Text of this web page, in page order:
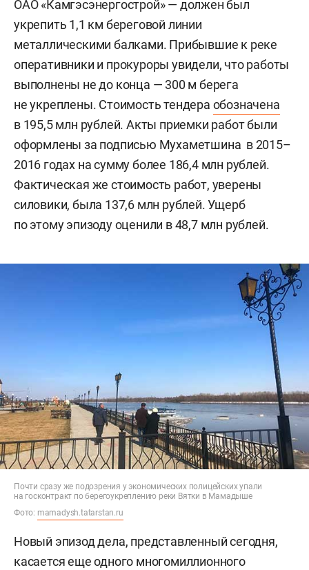
ОАО «Камгэсэнергострой» — должен был
укрепить 1,1 км береговой линии
металлическими балками. Прибывшие к реке
оперативники и прокуроры увидели, что работы
выполнены не до конца — 300 м берега
не укреплены. Стоимость тендера обозначена
в 195,5 млн рублей. Акты приемки работ были
оформлены за подписью Мухаметшина в 2015–
2016 годах на сумму более 186,4 млн рублей.
Фактическая же стоимость работ, уверены
силовики, была 137,6 млн рублей. Ущерб
по этому эпизоду оценили в 48,7 млн рублей.
Почти сразу же подозрения у экономических полицейских упали
на госконтракт по берегоукреплению реки Вятки в Мамадыше
Фото: mamadysh.tatarstan.ru
Новый эпизод дела, представленный сегодня,
касается еще одного многомиллионного